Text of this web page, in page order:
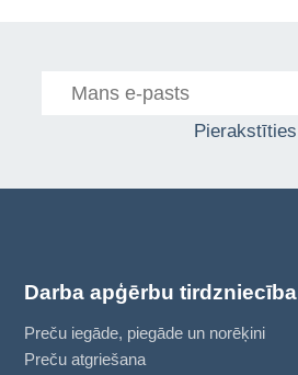
Pierakstīties
Darba apģērbu tirdzniecība
Preču iegāde, piegāde un norēķini
Preču atgriešana